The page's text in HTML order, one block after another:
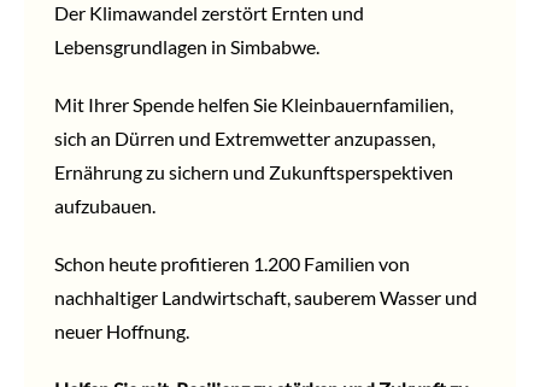
Der Klimawandel zerstört Ernten und
Lebensgrundlagen in Simbabwe.
Mit IhrerSpendehelfen Sie Kleinbauernfamilien,
sich an Dürren und Extremwetter anzupassen,
Ernährung zu sichern und Zukunftsperspektiven
aufzubauen.
Schon heute profitieren 1.200 Familien von
nachhaltiger Landwirtschaft, sauberem Wasser und
neuer Hoffnung.